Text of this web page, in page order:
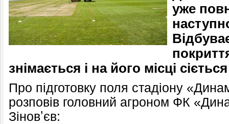
уже
знімається і на його місці
Про підготовку поля стадіону
розповів головний агроном ФК
Зіновʼєв: